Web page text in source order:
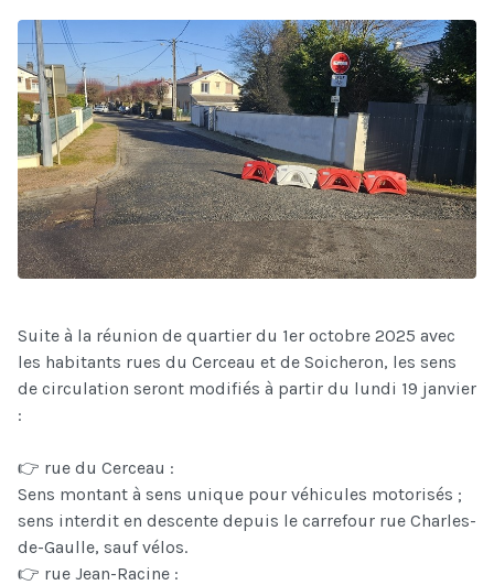
Suite à la réunion de quartier du 1er octobre 2025 avec
les habitants rues du Cerceau et de Soicheron, les sens
de circulation seront modifiés à partir du lundi 19 janvier
:
👉 rue du Cerceau :
Sens montant à sens unique pour véhicules motorisés ;
sens interdit en descente depuis le carrefour rue Charles-
de-Gaulle, sauf vélos.
👉 rue Jean-Racine :